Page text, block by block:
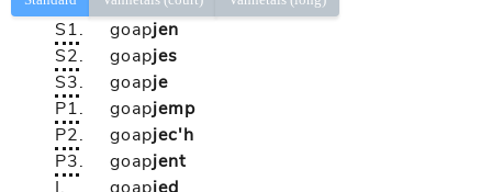
S1. goapjen
S2. goapjes
S3. goapje
P1. goapjemp
P2. goapjec'h
P3. goapjent